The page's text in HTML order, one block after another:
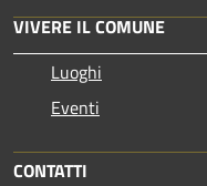
VIVERE IL COMUNE
Luoghi
Eventi
CONTATTI